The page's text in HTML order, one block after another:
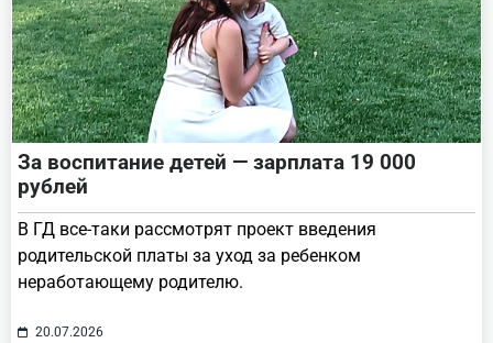
За воспитание детей — зарплата 19 000
рублей
В ГД все-таки рассмотрят проект введения
родительской платы за уход за ребенком
неработающему родителю.
20.07.2026